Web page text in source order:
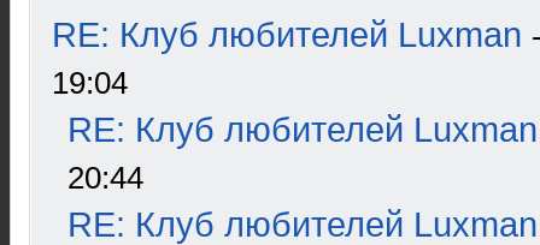
RE: Клуб любителей Luxman
19:04
RE: Клуб любителей Luxman
20:44
RE: Клуб любителей Luxman